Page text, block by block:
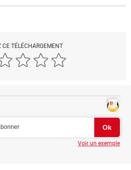
CE TÉLÉCHARGEMENT
Voir un exemple